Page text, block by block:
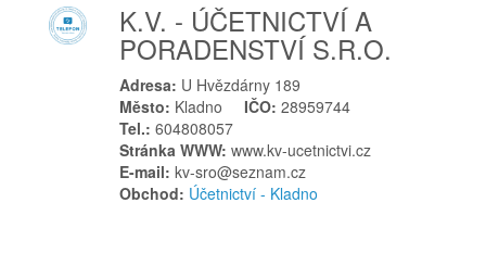
Mrákotín
Němčice nad Hanou
K.V. - ÚČETNICTVÍ A
PORADENSTVÍ S.R.O.
Adresa: U Hvězdárny 189
Město: Kladno IČO: 28959744
Tel.: 604808057
Stránka WWW: www.kv-ucetnictvi.cz
E-mail: kv-sro@seznam.cz
Obchod: Účetnictví - Kladno